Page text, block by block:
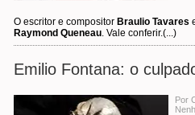
O escritor e compositor Braulio Tavares
Raymond Queneau. Vale conferir.(...)
Emilio Fontana: o
Por